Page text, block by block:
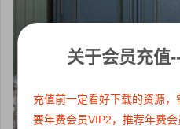
关于会员充值
充值前一定看好下载的资源
要年费会员VIP2，推荐年费